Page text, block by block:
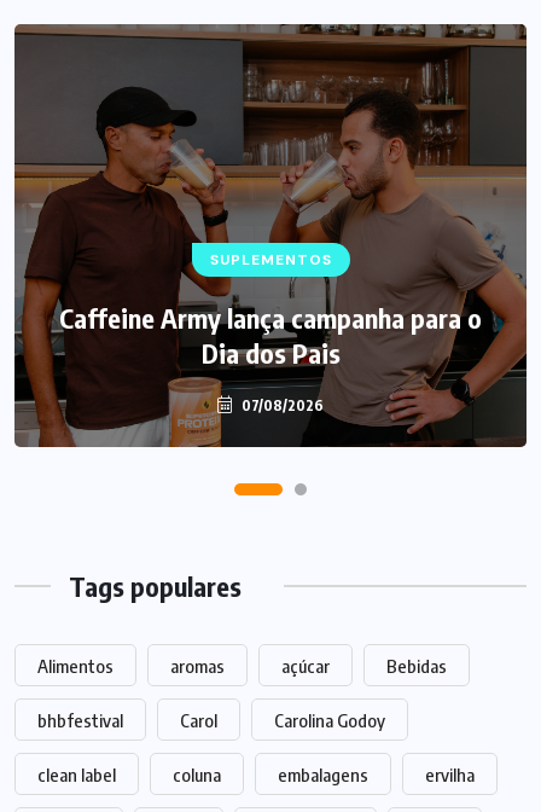
SUPLEMENTOS
Caffeine Army lança campanha para o
Dia dos Pais
07/08/2026
Tags populares
Alimentos aromas açúcar Bebidas
bhbfestival Carol Carolina Godoy
clean label coluna embalagens ervilha